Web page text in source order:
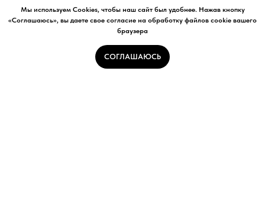
Мы используем Cookies, чтобы наш сайт был удобнее. Нажав кнопку
«Соглашаюсь», вы даете свое согласие на обработку файлов cookie вашего
браузера
СОГЛАШАЮСЬ